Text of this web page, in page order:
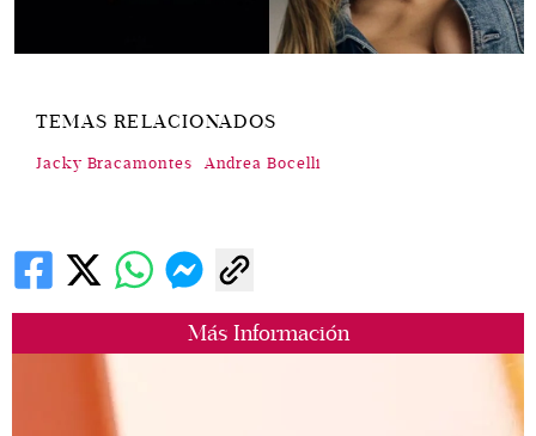
Más Información
TEMAS RELACIONADOS
Jacky Bracamontes Andrea Bocelli